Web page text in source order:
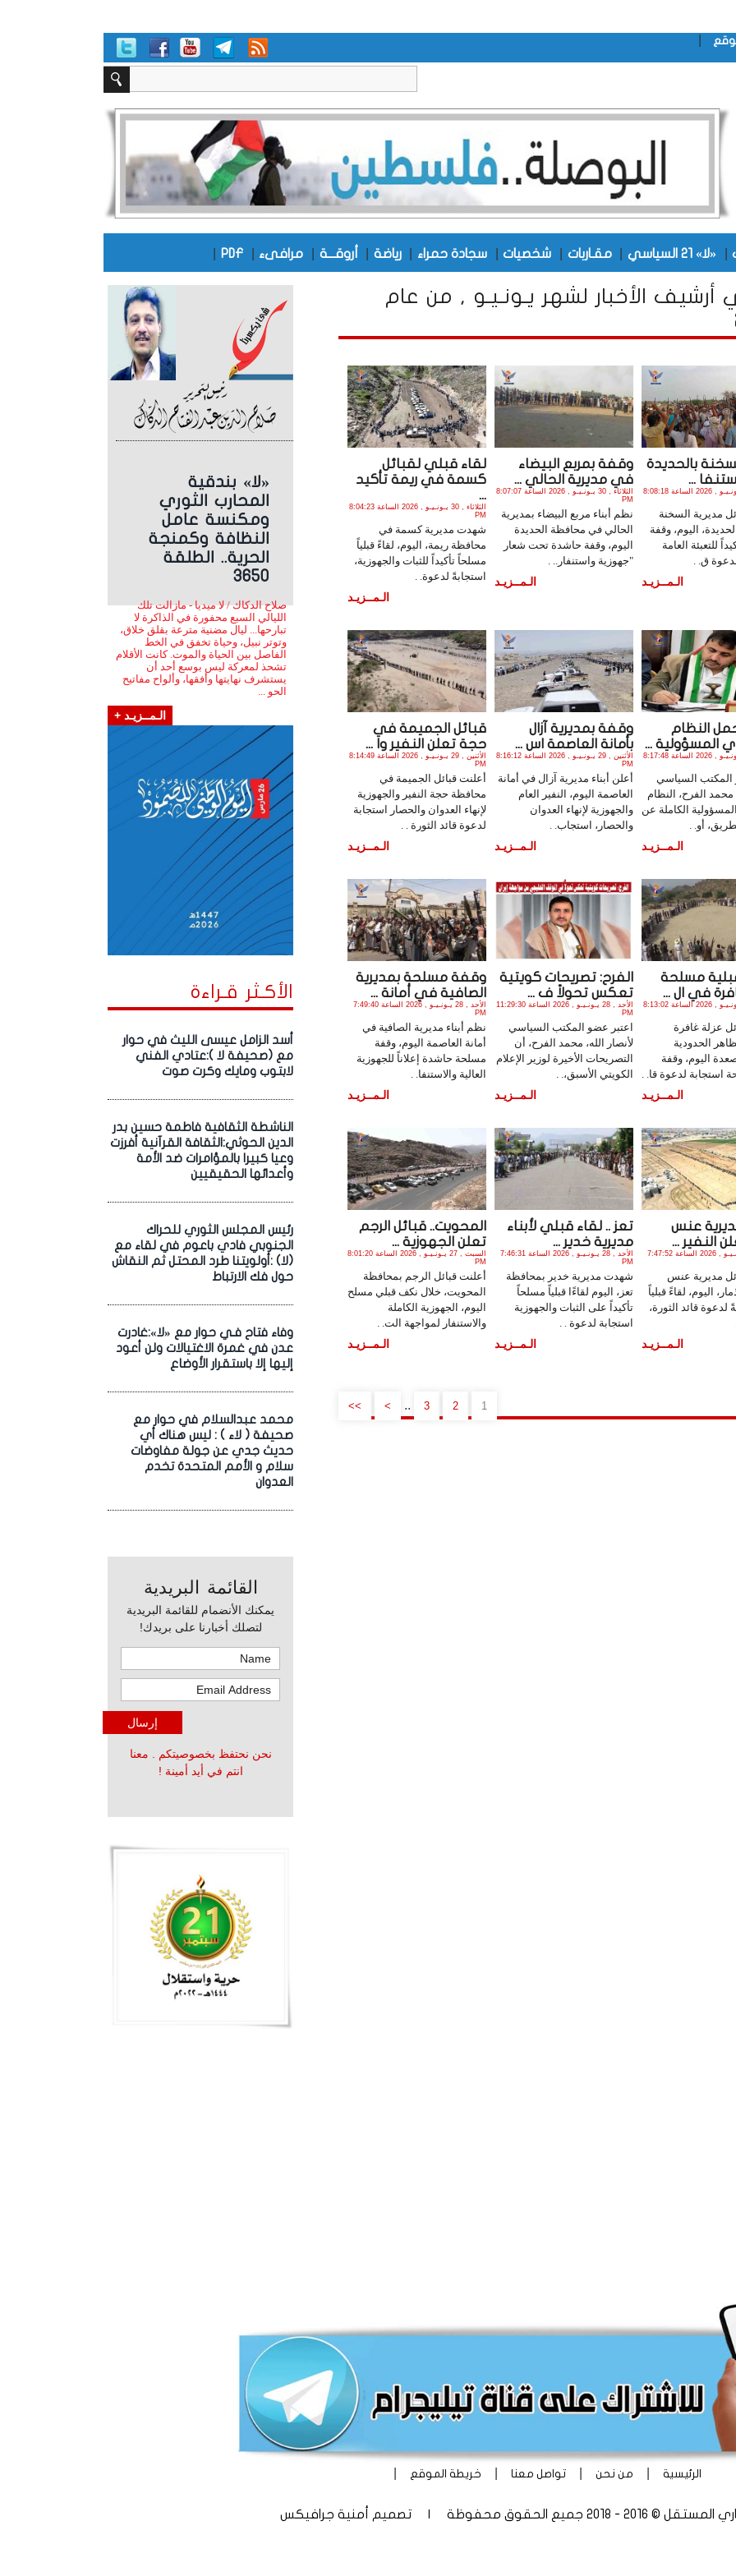
«لا» 21 السياسي مقـاربات شخصيات سجادة حمراء رياضة أروقـــة مرافىء PDF
«لا» بندقية
المحارب الثوري
ومكنسة عامل
النظافة وكمنجة
الحرية.. الطلقة
3650
صلاح الدكاك / لا ميديا - مازالت تلك
الليالي السبع محفورة في الذاكرة لا
تبارحها... ليال مضنية مترعة بقلق خلاق،
وتوتر نبيل، وحياة تخفق في الخط
الفاصل بين الحياة والموت. كانت الأقلام
تشحذ لمعركة ليس بوسع أحد أن
يستشرف نهايتها وأفقها، وألواح مفاتيح
الحو ...
الـمــزيـد +
الأكـثر قـراءة
أسد الزامل عيسى الليث في حوار
مع (صحيفة لا ):عتادي الفني
لابتوب ومايك وكرت صوت
الناشطة الثقافية فاطمة حسين بدر
الدين الحوثي:الثقافة القرآنية أفرزت
وعيا كبيرا بالمؤامرات ضد الأمة
وأعدائها الحقيقيين
رئيس المجلس الثوري للحراك
الجنوبي فادي باعوم في لقاء مع
(لا) :أولويتنا طرد المحتل ثم النقاش
حول فك الارتباط
وفاء فتاح فـي حوار مع «لا»:غادرت
عدن في غمرة الاغتيالات ولن أعود
إليها إلا باستقرار الأوضاع
محمد عبدالسلام في حوار مع
صحيفة ( لاء ) : ليس هناك أي
حديث جدي عن جولة مفاوضات
سلام و الأمم المتحدة تخدم
العدوان
القائمة البريدية
يمكنك الأنضمام للقائمة البريدية
لتصلك أخبارنا على بريدك!
نحن نحتفظ بخصوصيتكم . معنا
انتم في أيد أمينة !
أرشيف الأخبار لشهر يـونـيـو , من عام
بالحديدة
...
الثلاثاء , 30 يـونـيـو , 2026 الساعة 8:08:18
مديرية السخنة
اليوم، وقفة
للتعبئة العامة
ق. .
الـمــزيـد
وقفة بمربع البيضاء
في مديرية الحالي ...
الثلاثاء , 30 يـونـيـو , 2026 الساعة 8:07:07
PM
نظم أبناء مربع البيضاء بمديرية
الحالي في محافظة الحديدة
اليوم، وقفة حاشدة تحت شعار
"جهوزية واستنفار.. .
الـمــزيـد
لقاء قبلي لقبائل
كسمة في ريمة تأكيد
...
الثلاثاء , 30 يـونـيـو , 2026 الساعة 8:04:23
PM
شهدت مديرية كسمة في
محافظة ريمة، اليوم، لقاءً قبلياً
مسلحاً تأكيداً للثبات والجهوزية،
استجابةً لدعوة. .
الـمــزيـد
النظام
المسؤولية ...
الأثنين , 29 يـونـيـو , 2026 الساعة 8:17:48
السياسي
محمد الفرح، النظام
الكاملة عن
أو. .
الـمــزيـد
وقفة بمديرية آزال
بأمانة العاصمة اس ...
الأثنين , 29 يـونـيـو , 2026 الساعة 8:16:12
PM
أعلن أبناء مديرية آزال في أمانة
العاصمة اليوم، النفير العام
والجهوزية لإنهاء العدوان
والحصار، استجاب. .
الـمــزيـد
قبائل الجميمة في
حجة تعلن النفير وا ...
الأثنين , 29 يـونـيـو , 2026 الساعة 8:14:49
PM
أعلنت قبائل الجميمة في
محافظة حجة النفير والجهوزية
لإنهاء العدوان والحصار استجابة
لدعوة قائد الثورة . .
الـمــزيـد
مسلحة
في ال ...
الأثنين , 29 يـونـيـو , 2026 الساعة 8:13:02
عزلة غافرة
الحدودية
اليوم، وقفة
استجابة لدعوة قا. .
الـمــزيـد
الفرح: تصريحات كويتية
تعكس تحولاً ف ...
الأحد , 28 يـونـيـو , 2026 الساعة 11:29:30
PM
اعتبر عضو المكتب السياسي
لأنصار الله، محمد الفرح، أن
التصريحات الأخيرة لوزير الإعلام
الكويتي الأسبق،. .
الـمــزيـد
وقفة مسلحة بمديرية
الصافية في أمانة ...
الأحد , 28 يـونـيـو , 2026 الساعة 7:49:40
PM
نظم أبناء مديرية الصافية في
أمانة العاصمة اليوم، وقفة
مسلحة حاشدة إعلاناً للجهوزية
العالية والاستنفا. .
الـمــزيـد
عنس
النفير ...
الأحد , 28 يـونـيـو , 2026 الساعة 7:47:52
مديرية عنس
اليوم، لقاءً قبلياً
لدعوة قائد الثورة،
الـمــزيـد
تعز .. لقاء قبلي لأبناء
مديرية خدير ...
الأحد , 28 يـونـيـو , 2026 الساعة 7:46:31
PM
شهدت مديرية خدير بمحافظة
تعز، اليوم لقاءًا قبلياً مسلحاً
تأكيداً على الثبات والجهوزية
استجابة لدعوة . .
الـمــزيـد
المحويت.. قبائل الرجم
تعلن الجهوزية ...
السبت , 27 يـونـيـو , 2026 الساعة 8:01:20
PM
أعلنت قبائل الرجم بمحافظة
المحويت، خلال نكف قبلي مسلح
اليوم، الجهوزية الكاملة
والاستنفار لمواجهة الت. .
الـمــزيـد
1
2
3
..
>
>>
الرئيسية من نحن تواصل معنا خريطة الموقع
2018 جميع الحقوق محفوظة | تصميم أمنية جرافيكس